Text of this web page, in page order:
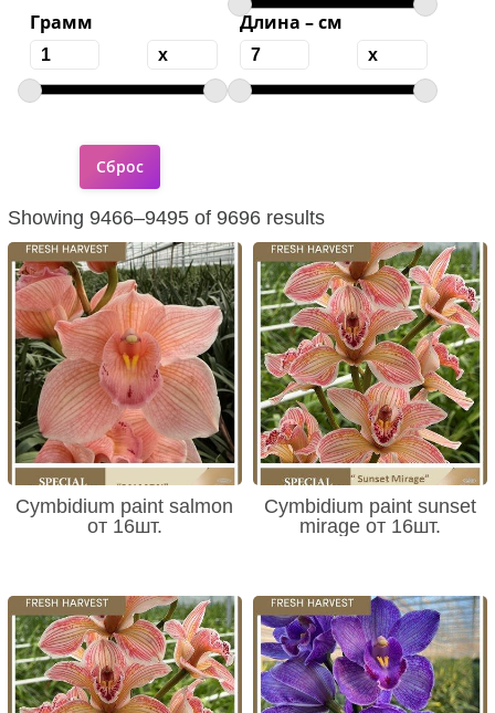
Грамм Длина – см
Showing 9466–9495 of 9696 results
Cymbidium paint salmon
от 16шт.
Cymbidium paint sunset
mirage от 16шт.